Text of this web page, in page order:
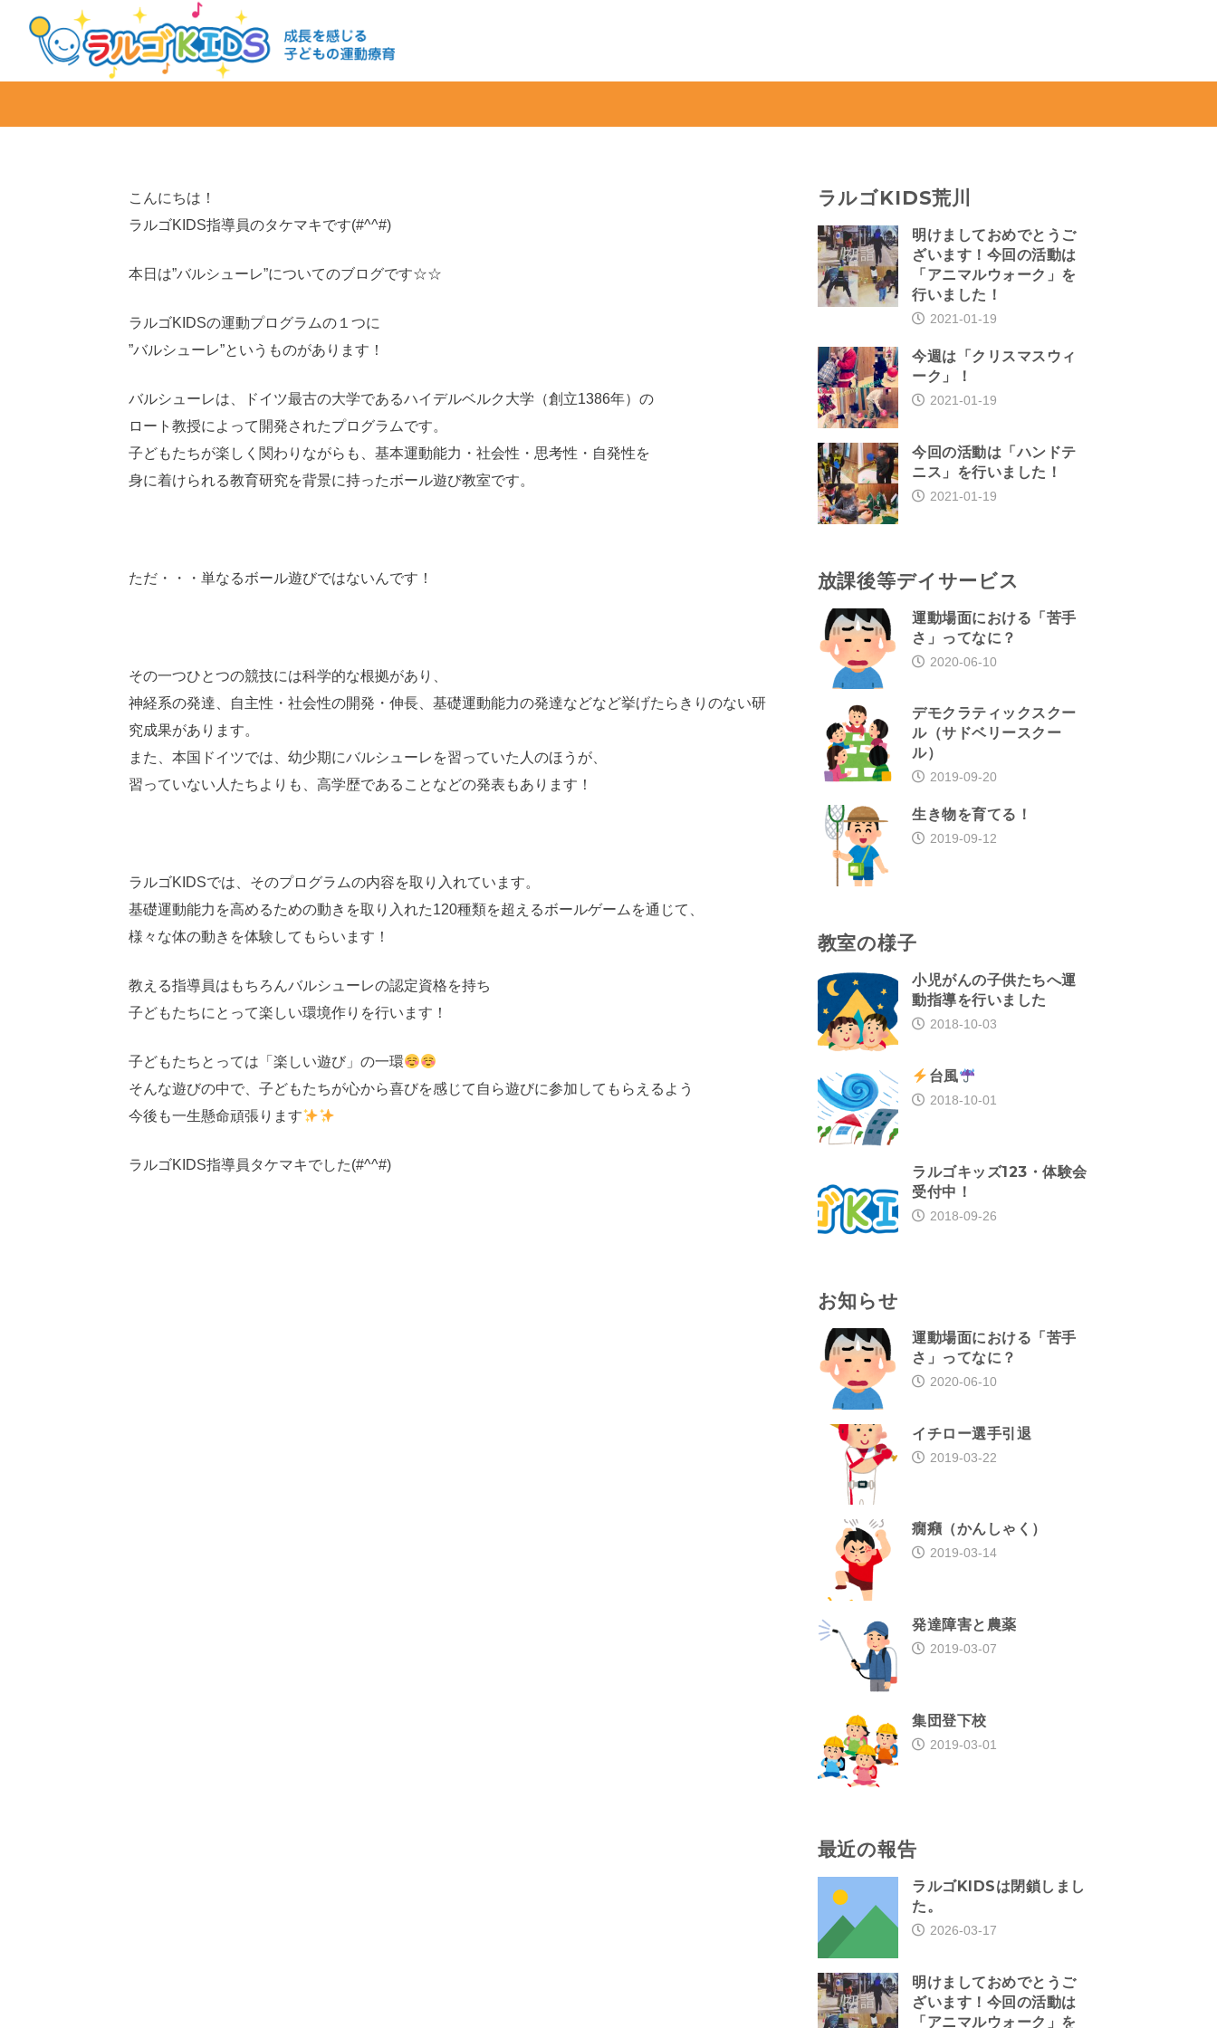
こんにちは！
ラルゴKIDS指導員のタケマキです(#^^#)
本日は”バルシューレ”についてのブログです☆☆
ラルゴKIDSの運動プログラムの１つに
”バルシューレ”というものがあります！
バルシューレは、ドイツ最古の大学であるハイデルベルク大学（創立1386年）の
ロート教授によって開発されたプログラムです。
子どもたちが楽しく関わりながらも、基本運動能力・社会性・思考性・自発性を
身に着けられる教育研究を背景に持ったボール遊び教室です。
ただ・・・単なるボール遊びではないんです！
その一つひとつの競技には科学的な根拠があり、
神経系の発達、自主性・社会性の開発・伸長、基礎運動能力の発達などなど挙げたらきりのない研
究成果があります。
また、本国ドイツでは、幼少期にバルシューレを習っていた人のほうが、
習っていない人たちよりも、高学歴であることなどの発表もあります！
ラルゴKIDSでは、そのプログラムの内容を取り入れています。
基礎運動能力を高めるための動きを取り入れた120種類を超えるボールゲームを通じて、
様々な体の動きを体験してもらいます！
教える指導員はもちろんバルシューレの認定資格を持ち
子どもたちにとって楽しい環境作りを行います！
子どもたちとっては「楽しい遊び」の一環
そんな遊びの中で、子どもたちが心から喜びを感じて自ら遊びに参加してもらえるよう
今後も一生懸命頑張ります
ラルゴKIDS指導員タケマキでした(#^^#)
ラルゴKIDS荒川
明けましておめでとうご
ざいます！今回の活動は
「アニマルウォーク」を
行いました！
2021-01-19
今週は「クリスマスウィ
ーク」！
2021-01-19
今回の活動は「ハンドテ
ニス」を行いました！
2021-01-19
放課後等デイサービス
運動場面における「苦手
さ」ってなに？
2020-06-10
デモクラティックスクー
ル（サドベリースクー
ル）
2019-09-20
生き物を育てる！
2019-09-12
教室の様子
小児がんの子供たちへ運
動指導を行いました
2018-10-03
台風
2018-10-01
ラルゴキッズ123・体験会
受付中！
2018-09-26
お知らせ
運動場面における「苦手
さ」ってなに？
2020-06-10
イチロー選手引退
2019-03-22
癇癪（かんしゃく）
2019-03-14
発達障害と農薬
2019-03-07
集団登下校
2019-03-01
最近の報告
ラルゴKIDSは閉鎖しまし
た。
2026-03-17
明けましておめでとうご
ざいます！今回の活動は
「アニマルウォーク」を